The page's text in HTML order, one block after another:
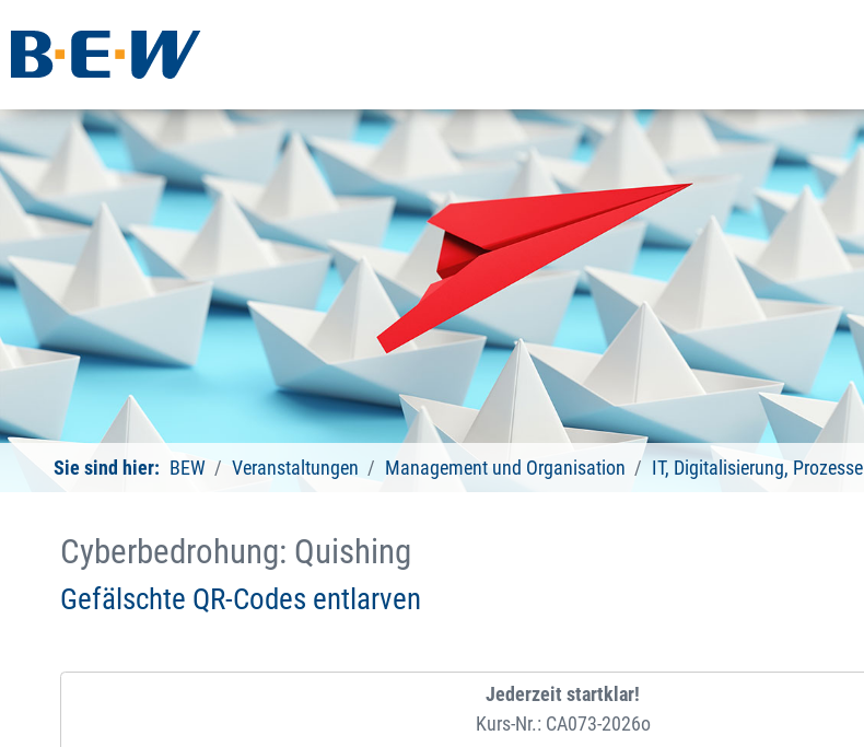
Sie sind hier: BEW Veranstaltungen Management und Organisation IT, Digitalisierung, Prozesse
Cyberbedrohung: Quishing
Gefälschte QR-Codes entlarven
Jederzeit startklar!
Kurs-Nr.: CA073-2026o